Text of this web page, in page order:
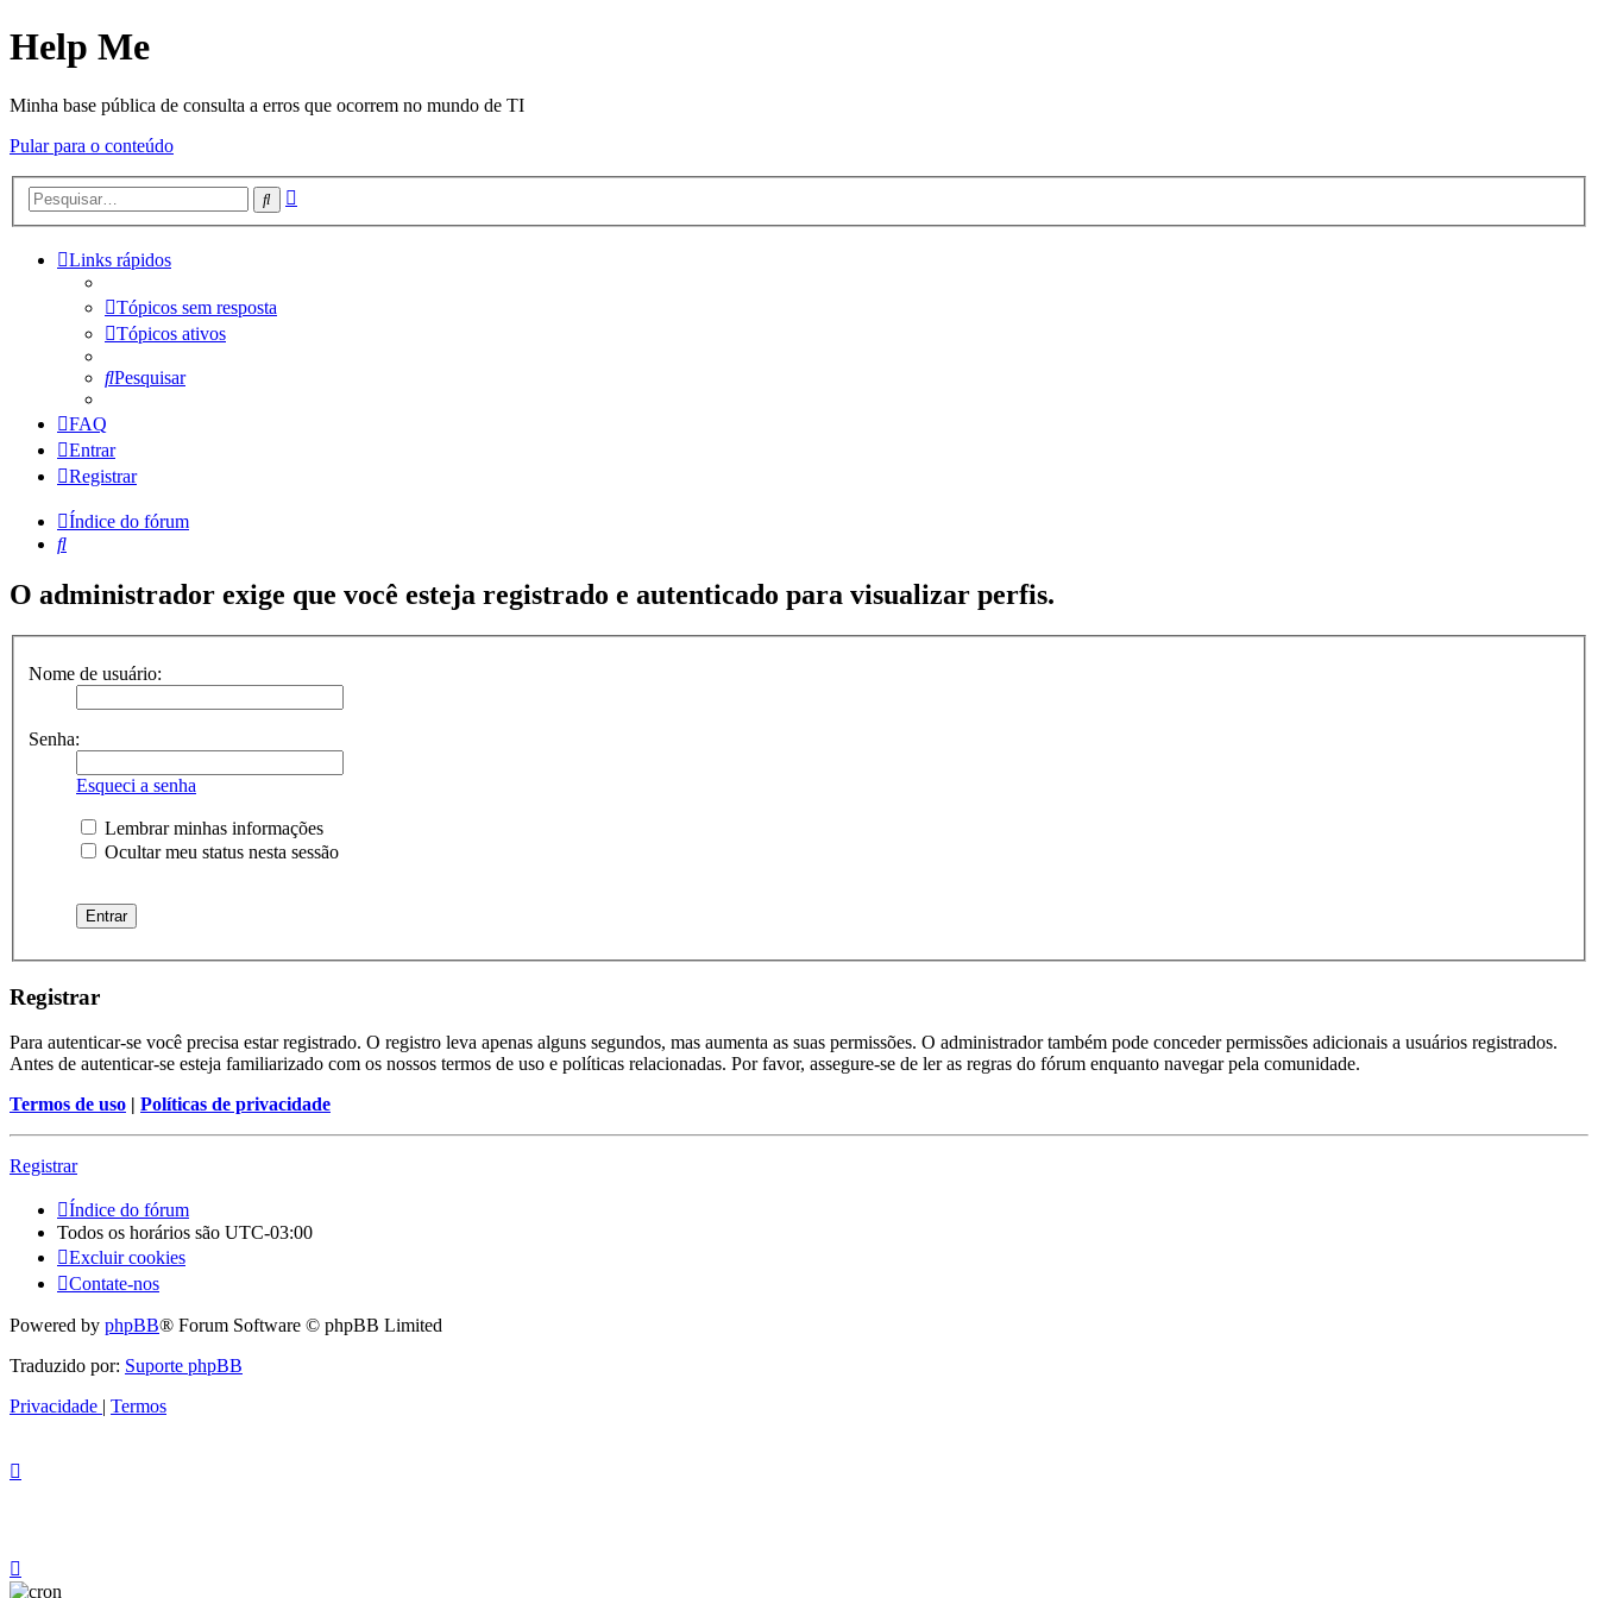
Help Me
Minha base pública de consulta a erros que ocorrem no mundo de TI
Pular para o conteúdo
Pesquisar
Links rápidos
Tópicos sem resposta
Tópicos ativos
Pesquisar
FAQ
Entrar
Registrar
Índice do fórum
Pesquisar
O administrador exige que você esteja registrado e autenticado para visualizar perfis.
Nome de usuário:
Senha:
Esqueci a senha
Lembrar minhas informações
Ocultar meu status nesta sessão
Registrar
Para autenticar-se você precisa estar registrado. O registro leva apenas alguns segundos, mas aumenta as suas permissões. O administrador também pode conceder permissões adicionais a usuários registrados.
Antes de autenticar-se esteja familiarizado com os nossos termos de uso e políticas relacionadas. Por favor, assegure-se de ler as regras do fórum enquanto navegar pela comunidade.
Termos de uso | Políticas de privacidade
Registrar
Índice do fórum
Todos os horários são UTC-03:00
Excluir cookies
Contate-nos
Powered by phpBB® Forum Software © phpBB Limited
Traduzido por: Suporte phpBB
Privacidade | Termos